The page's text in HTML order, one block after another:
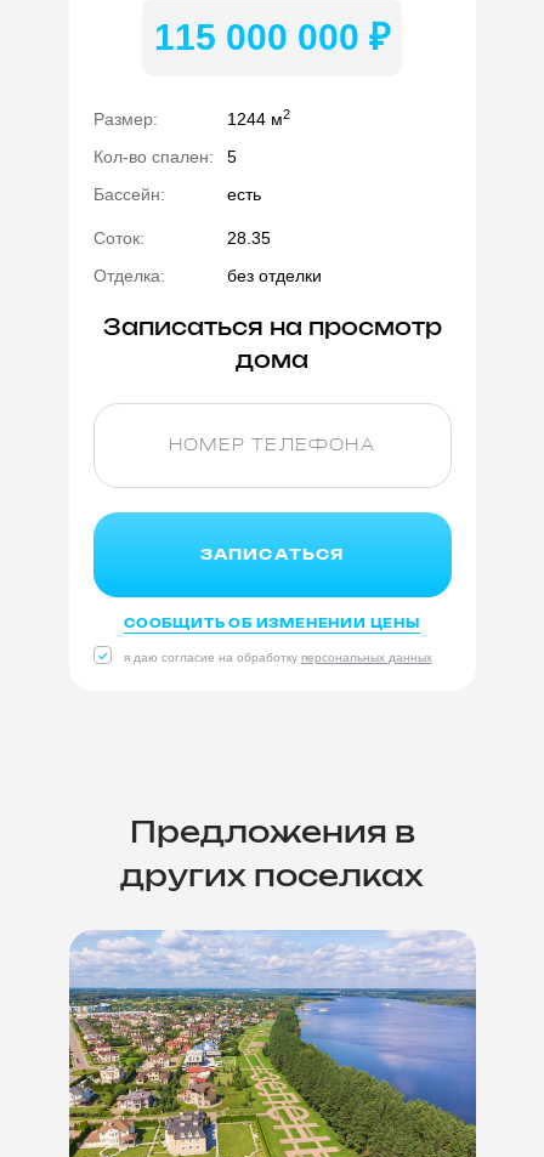
115 000 000 ₽
Размер: 1244 м2
Кол-во спален:
5
Бассейн:
есть
Соток:
28.35
Отделка:
без отделки
Записаться на просмотр
дома
ЗАПИСАТЬСЯ
СООБЩИТЬ ОБ ИЗМЕНЕНИИ ЦЕНЫ
я даю согласие на обработку персональных данных
Предложения в
других поселках